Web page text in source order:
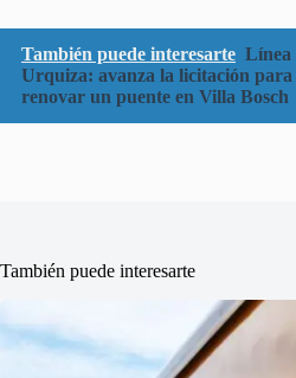
También puede interesarte Línea
Urquiza: avanza la licitación para
renovar un puente en Villa Bosch
También puede interesarte